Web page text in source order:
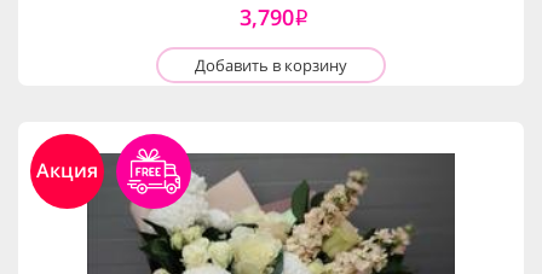
3,790i
Добавить в корзину
Акция